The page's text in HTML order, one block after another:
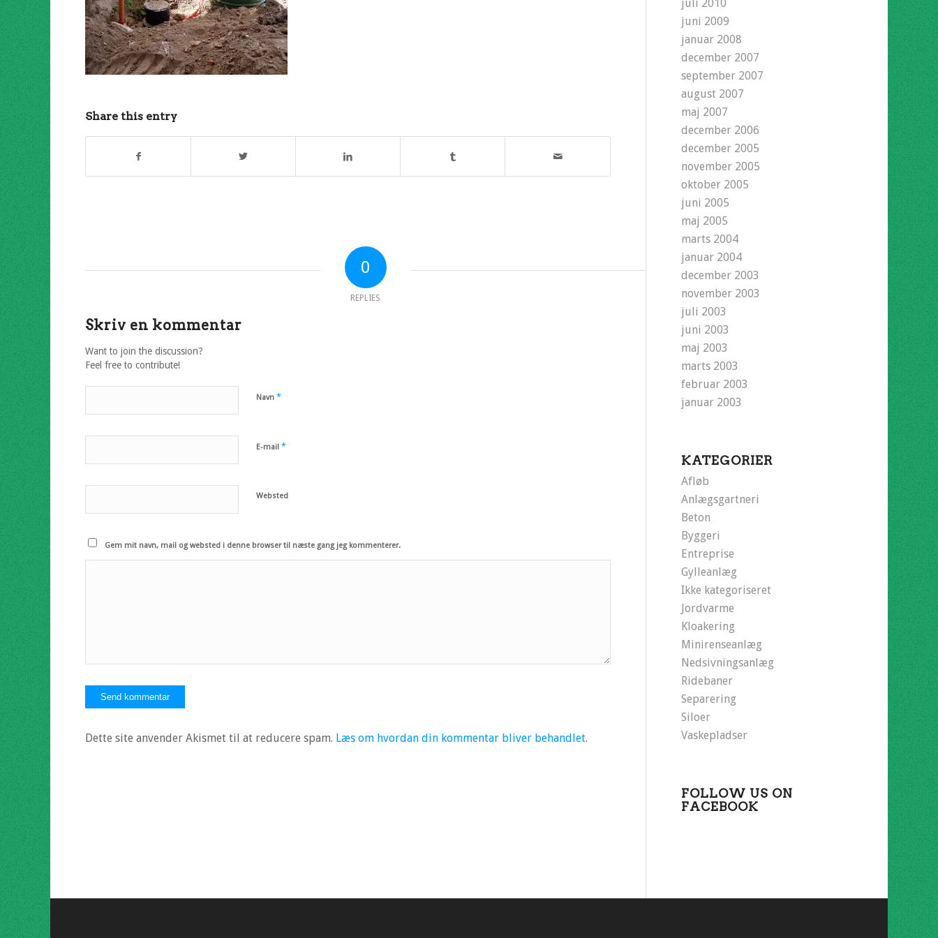
Share this entry
0
REPLIES
Skriv en kommentar
Want to join the discussion?
Feel free to contribute!
Navn *
E-mail *
Websted
Gem mit navn, mail og websted i denne browser til næste gang jeg kommenterer.
Dette site anvender Akismet til at reducere spam. Læs om hvordan din kommentar bliver behandlet.
juli 2010
juni 2009
januar 2008
december 2007
september 2007
august 2007
maj 2007
december 2006
december 2005
november 2005
oktober 2005
juni 2005
maj 2005
marts 2004
januar 2004
december 2003
november 2003
juli 2003
juni 2003
maj 2003
marts 2003
februar 2003
januar 2003
KATEGORIER
Afløb
Anlægsgartneri
Beton
Byggeri
Entreprise
Gylleanlæg
Ikke kategoriseret
Jordvarme
Kloakering
Minirenseanlæg
Nedsivningsanlæg
Ridebaner
Separering
Siloer
Vaskepladser
FOLLOW US ON
FACEBOOK